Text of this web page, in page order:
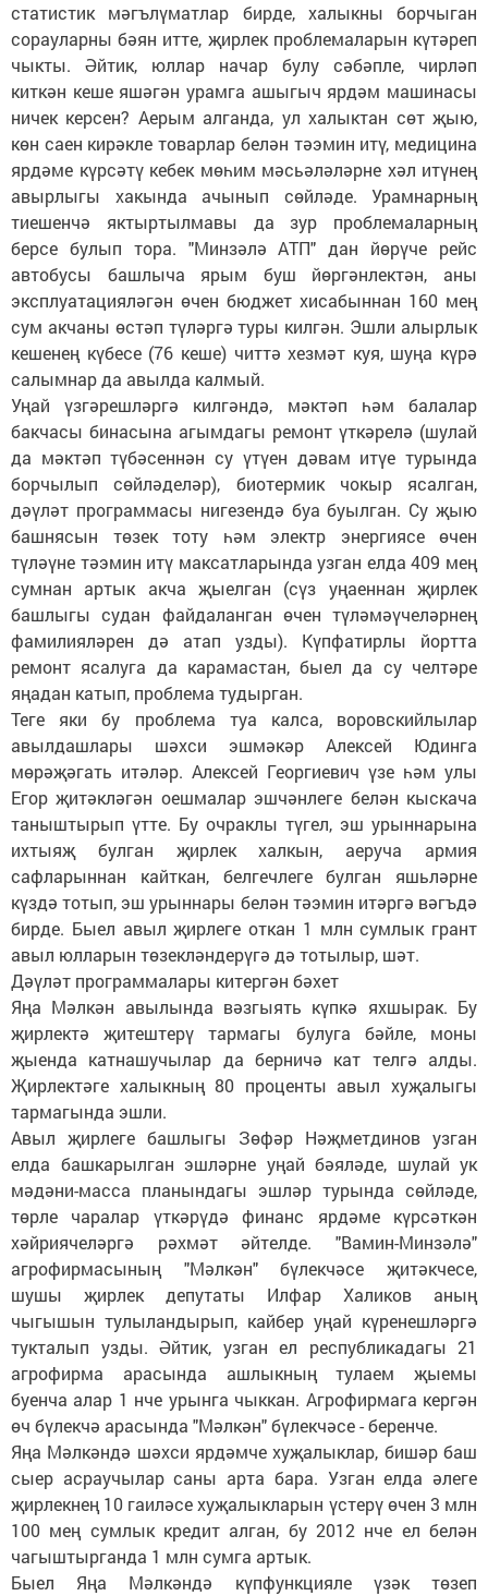
статистик мәгълүматлар бирде, халыкны борчыган
сорауларны бәян итте, җирлек проблемаларын күтәреп
чыкты. Әйтик, юллар начар булу сәбәпле, чирләп
киткән кеше яшәгән урамга ашыгыч ярдәм машинасы
ничек керсен? Аерым алганда, ул халыктан сөт җыю,
көн саен кирәкле товарлар белән тәэмин итү, медицина
ярдәме күрсәтү кебек мөһим мәсьәләләрне хәл итүнең
авырлыгы хакында ачынып сөйләде. Урамнарның
тиешенчә яктыртылмавы да зур проблемаларның
берсе булып тора. "Минзәлә АТП" дан йөрүче рейс
автобусы башлыча ярым буш йөргәнлектән, аны
эксплуатацияләгән өчен бюджет хисабыннан 160 мең
сум акчаны өстәп түләргә туры килгән. Эшли алырлык
кешенең күбесе (76 кеше) читтә хезмәт куя, шуңа күрә
салымнар да авылда калмый.
Уңай үзгәрешләргә килгәндә, мәктәп һәм балалар
бакчасы бинасына агымдагы ремонт үткәрелә (шулай
да мәктәп түбәсеннән су үтүен дәвам итүе турында
борчылып сөйләделәр), биотермик чокыр ясалган,
дәүләт программасы нигезендә буа буылган. Су җыю
башнясын төзек тоту һәм электр энергиясе өчен
түләүне тәэмин итү максатларында узган елда 409 мең
сумнан артык акча җыелган (сүз уңаеннан җирлек
башлыгы судан файдаланган өчен түләмәүчеләрнең
фамилияләрен дә атап узды). Күпфатирлы йортта
ремонт ясалуга да карамастан, быел да су челтәре
яңадан катып, проблема тудырган.
Теге яки бу проблема туа калса, воровскийлылар
авылдашлары шәхси эшмәкәр Алексей Юдинга
мөрәҗәгать итәләр. Алексей Георгиевич үзе һәм улы
Егор җитәкләгән оешмалар эшчәнлеге белән кыскача
таныштырып үтте. Бу очраклы түгел, эш урыннарына
ихтыяҗ булган җирлек халкын, аеруча армия
сафларыннан кайткан, белгечлеге булган яшьләрне
күздә тотып, эш урыннары белән тәэмин итәргә вәгъдә
бирде. Быел авыл җирлеге откан 1 млн сумлык грант
авыл юлларын төзекләндерүгә дә тотылыр, шәт.
Дәүләт программалары китергән бәхет
Яңа Мәлкән авылында вәзгыять күпкә яхшырак. Бу
җирлектә җитештерү тармагы булуга бәйле, моны
җыенда катнашучылар да берничә кат телгә алды.
Җирлектәге халыкның 80 проценты авыл хуҗалыгы
тармагында эшли.
Авыл җирлеге башлыгы Зөфәр Нәҗметдинов узган
елда башкарылган эшләрне уңай бәяләде, шулай ук
мәдәни-масса планындагы эшләр турында сөйләде,
төрле чаралар үткәрүдә финанс ярдәме күрсәткән
хәйриячеләргә рәхмәт әйтелде. "Вамин-Минзәлә"
агрофирмасының "Мәлкән" бүлекчәсе җитәкчесе,
шушы җирлек депутаты Илфар Халиков аның
чыгышын тулыландырып, кайбер уңай күренешләргә
тукталып узды. Әйтик, узган ел республикадагы 21
агрофирма арасында ашлыкның тулаем җыемы
буенча алар 1 нче урынга чыккан. Агрофирмага кергән
өч бүлекчә арасында "Мәлкән" бүлекчәсе - беренче.
Яңа Мәлкәндә шәхси ярдәмче хуҗалыклар, бишәр баш
сыер асраучылар саны арта бара. Узган елда әлеге
җирлекнең 10 гаиләсе хуҗалыкларын үстерү өчен 3 млн
100 мең сумлык кредит алган, бу 2012 нче ел белән
чагыштырганда 1 млн сумга артык.
Быел Яңа Мәлкәндә күпфункцияле үзәк төзеп